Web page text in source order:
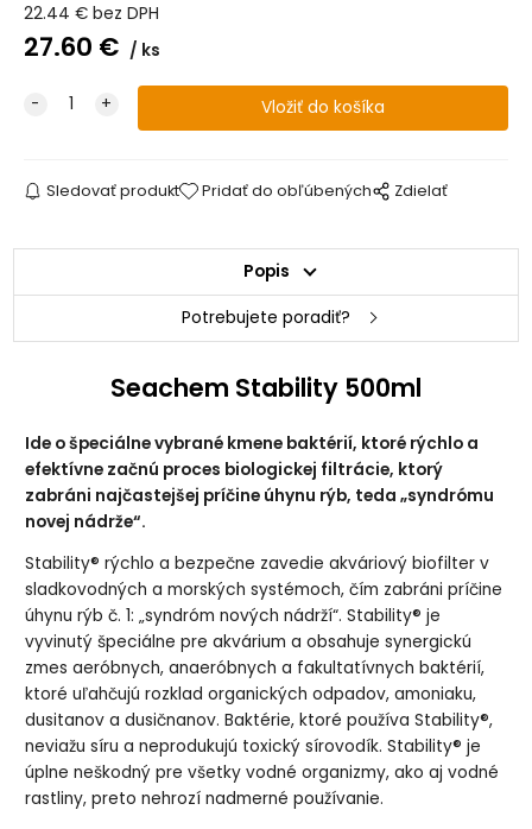
22.44 € bez DPH
27.60 € ks
Sledovať produkt Pridať do obľúbených Zdielať
Popis
Potrebujete poradiť?
Seachem Stability 500ml
Ide o špeciálne vybrané kmene baktérií, ktoré rýchlo a
efektívne začnú proces biologickej filtrácie, ktorý
zabráni najčastejšej príčine úhynu rýb, teda „syndrómu
novej nádrže“.
Stability® rýchlo a bezpečne zavedie akváriový biofilter v
sladkovodných a morských systémoch, čím zabráni príčine
úhynu rýb č. 1: „syndróm nových nádrží“. Stability® je
vyvinutý špeciálne pre akvárium a obsahuje synergickú
zmes aeróbnych, anaeróbnych a fakultatívnych baktérií,
ktoré uľahčujú rozklad organických odpadov, amoniaku,
dusitanov a dusičnanov. Baktérie, ktoré používa Stability®,
neviažu síru a neprodukujú toxický sírovodík. Stability® je
úplne neškodný pre všetky vodné organizmy, ako aj vodné
rastliny, preto nehrozí nadmerné používanie.